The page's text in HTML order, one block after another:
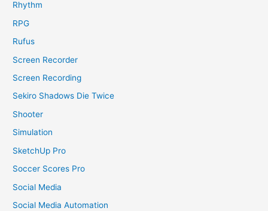
Rhythm
RPG
Rufus
Screen Recorder
Screen Recording
Sekiro Shadows Die Twice
Shooter
Simulation
SketchUp Pro
Soccer Scores Pro
Social Media
Social Media Automation